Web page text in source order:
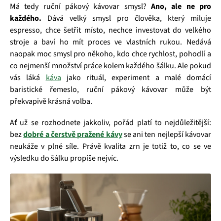
Má tedy ruční pákový kávovar smysl? Ano, ale ne pro
každého. Dává velký smysl pro člověka, který miluje
espresso, chce šetřit místo, nechce investovat do velkého
stroje a baví ho mít proces ve vlastních rukou. Nedává
naopak moc smysl pro někoho, kdo chce rychlost, pohodlí a
co nejmenší množství práce kolem každého šálku. Ale pokud
vás láká káva jako rituál, experiment a malé domácí
baristické řemeslo, ruční pákový kávovar může být
překvapivě krásná volba.
Ať už se rozhodnete jakkoliv, pořád platí to nejdůležitější:
bezdobré a čerstvě pražené kávyse ani ten nejlepší kávovar
neukáže v plné síle. Právě kvalita zrn je totiž to, co se ve
výsledku do šálku propíše nejvíc.